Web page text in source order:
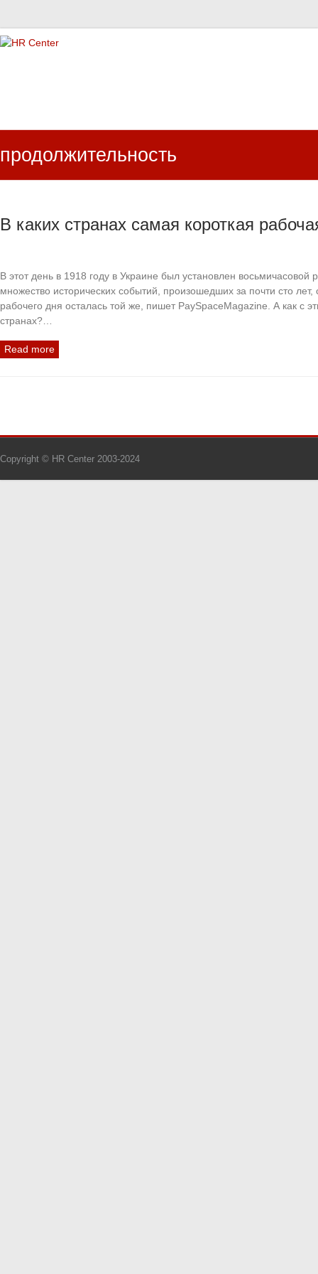
продолжительность
В каких странах самая короткая
В этот день в 1918 году в Украине был установлен
множество исторических событий, произошедших за почти сто лет,
рабочего дня осталась той же, пишет PaySpaceMagazine. А как с
странах?…
Read more
Copyright © HR Center 2003-2024